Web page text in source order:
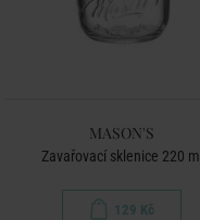
MASON'S
Zavařovací sklenice 220 ml
129 Kč